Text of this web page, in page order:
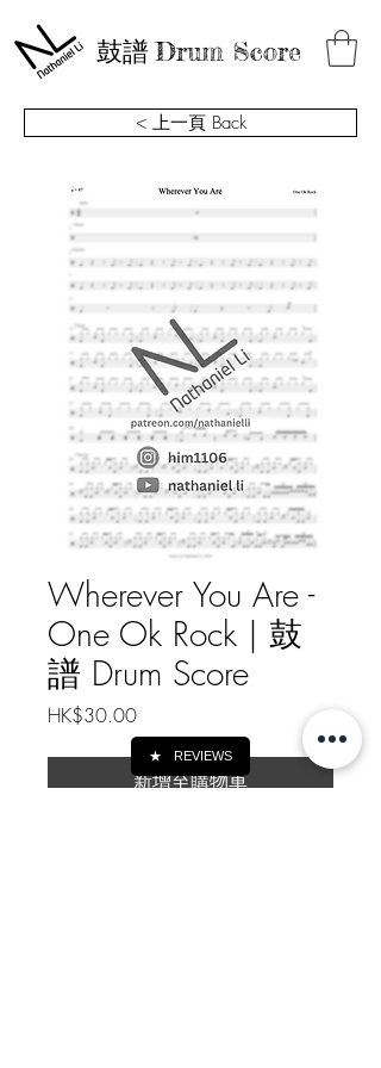
鼓譜Drum Score
Wherever You Are -
One Ok Rock | 鼓
譜 Drum Score
HK$30.00價
格
新增至購物車
< 上一頁 Back
★ REVIEWS